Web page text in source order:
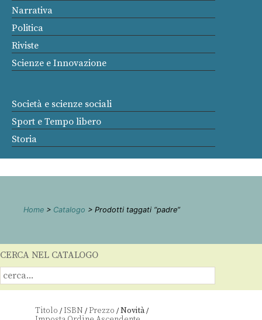
Narrativa
Politica
Riviste
Scienze e Innovazione
Società e scienze sociali
Sport e Tempo libero
Storia
Home > Catalogo > Prodotti taggati “padre”
CERCA NEL CATALOGO
Titolo /ISBN /Prezzo /Novità/